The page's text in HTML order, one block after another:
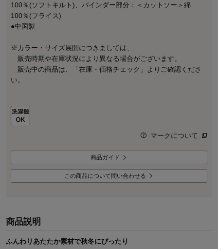
100％(ソフトキルト)、バインダー部分：＜カットソー＞綿
100％(フライス)
●中国製
※カラー・サイズ展開につきましては、
販売時期や在庫状況により異なる場合がございます。
販売中の商品は、「在庫・価格チェック」よりご確認くださ
い。
マークについて
商品ガイド
この商品について問い合わせる
商品説明
ふんわりあたたか素材で秋冬にぴったり